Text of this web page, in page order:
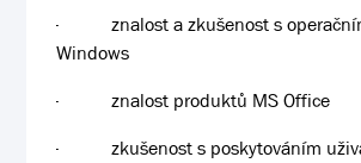
·
znalost a zkušenost s
Windows
·
znalost produktů MS Office
·
zkušenost s poskytováním